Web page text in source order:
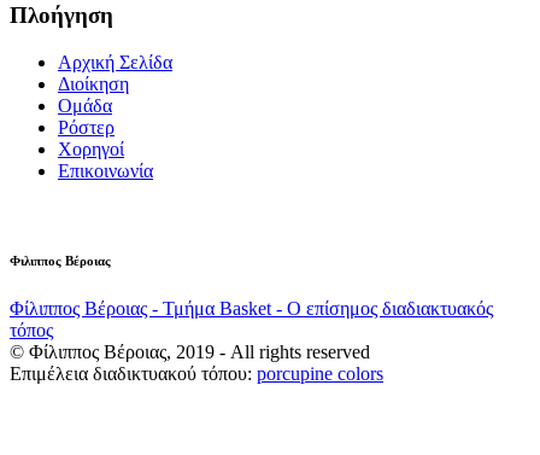
Πλοήγηση
Αρχική Σελίδα
Διοίκηση
Ομάδα
Ρόστερ
Χορηγοί
Επικοινωνία
Φιλιππος Βέροιας
Φίλιππος Βέροιας - Τμήμα Basket - Ο επίσημος διαδιακτυακός
τόπος
© Φίλιππος Βέροιας, 2019 - All rights reserved
Επιμέλεια διαδικτυακού τόπου: porcupine colors